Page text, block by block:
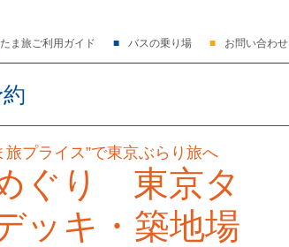
たま旅ご利用ガイド バスの乗り場 お問い合わせ
プライス”で東京ぶらり旅へ
ぐり 東京タ
ッキ・築地場